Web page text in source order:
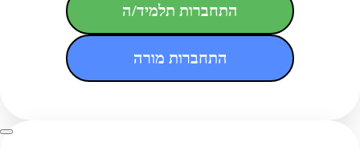
התחברות תלמיד/ה
התחברות מורה